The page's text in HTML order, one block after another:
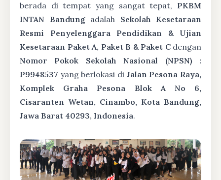
berada di tempat yang sangat tepat, PKBM
INTAN Bandungadalah Sekolah Kesetaraan
Resmi Penyelenggara Pendidikan & Ujian
Kesetaraan Paket A, Paket B & Paket Cdengan
Nomor Pokok Sekolah Nasional (NPSN) :
P9948537 yang berlokasi di Jalan Pesona Raya,
Komplek Graha Pesona Blok A No 6,
Cisaranten Wetan, Cinambo, Kota Bandung,
Jawa Barat 40293, Indonesia.